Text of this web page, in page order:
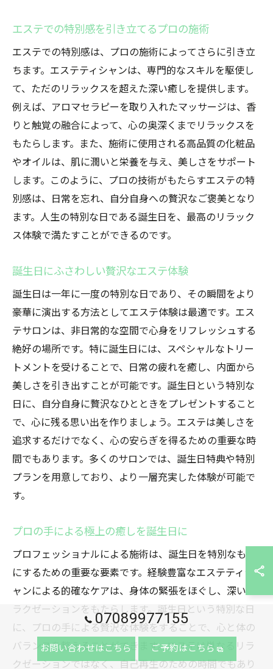
エステでの特別感を引き立てるプロの施術
エステでの特別感は、プロの施術によってさらに引き立
ちます。エステティシャンは、専門的なスキルを駆使し
て、ただのリラックスを超えた深い癒しを提供します。
例えば、アロマセラピーを取り入れたマッサージは、香
りと触覚の融合によって、心の奥深くまでリラックスを
もたらします。また、施術に使用される高品質の化粧品
やオイルは、肌に潤いと栄養を与え、美しさをサポート
します。このように、プロの技術がもたらすエステの特
別感は、日常を忘れ、自分自身への贅沢なご褒美となり
ます。人生の特別な日である誕生日を、最高のリラック
ス体験で満たすことができるのです。
誕生日にふさわしい贅沢なエステ体験
誕生日は一年に一度の特別な日であり、その瞬間をより
豪華に演出する方法としてエステ体験は最適です。エス
テサロンは、非日常的な空間で心身をリフレッシュする
絶好の場所です。特に誕生日には、スペシャルなトリー
トメントを受けることで、日常の疲れを癒し、内面から
美しさを引き出すことが可能です。誕生日という特別な
日に、自分自身に贅沢なひとときをプレゼントすること
で、心に残る思い出を作りましょう。エステは美しさを
追求するだけでなく、心の安らぎを得るための重要な時
間でもあります。多くのサロンでは、誕生日特典や特別
プランを用意しており、より一層充実した体験が可能で
す。
プロの手による極上の癒しを誕生日に
プロフェッショナルによる施術は、誕生日を特別なもの
にするための重要な要素です。経験豊富なエステティシ
ャンによる的確なケアは、身体の緊張をほぐし、深いリ
ラクゼーションをもたらします。誕生日という特別な日
に、プロの手による贅沢な体験をすることで、心と体の
バランスを整えることができます。エステは単なるリラ
クゼーションではなく、自己再生のための時間でもあり
07089977155
お問い合わせはこちら ご予約はこちら